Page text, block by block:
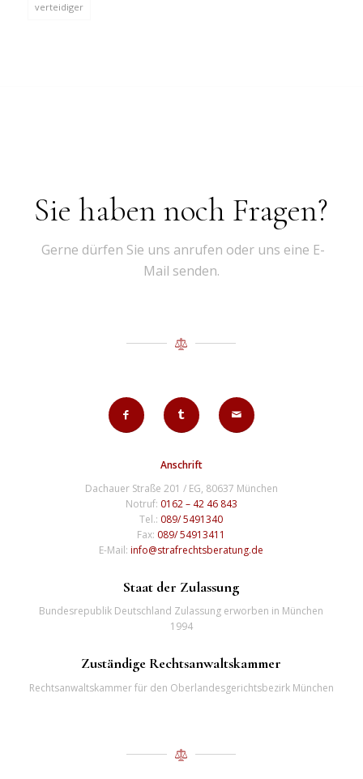
verteidiger
Sie haben noch Fragen?
Gerne dürfen Sie uns anrufen oder uns eine E-
Mail senden.
Anschrift
Dachauer Straße 201 / EG, 80637 München
Notruf: 0162 – 42 46 843
Tel.: 089/ 5491340
Fax: 089/ 54913411
E-Mail:info@strafrechtsberatung.de
Staat der Zulassung
Bundesrepublik Deutschland Zulassung erworben in München
1994
Zuständige Rechtsanwaltskammer
Rechtsanwaltskammer für den Oberlandesgerichtsbezirk München